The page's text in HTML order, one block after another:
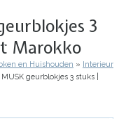
3
Marokko
en Huishouden
Interieur
geurblokjes 3 stuks |